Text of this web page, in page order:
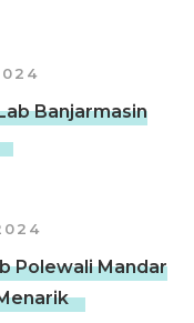
Banjarmasin
Polewali Mandar